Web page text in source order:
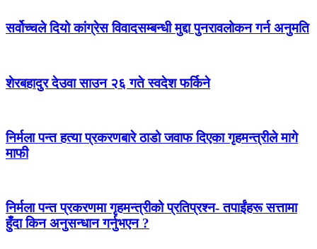
सर्वोच्चले दियो कांग्रेस विवादसम्बन्धी मुद्दा पुनरावलोकन गर्न अनुमति
शेरबहादुर देउवा साउन २६ गते स्वदेश फर्किने
निर्मला पन्त हत्या प्रकरणबारे ठाडो जवाफ दिएका गृहमन्त्रीले मागे
माफी
निर्मला पन्त प्रकरणमा गृहमन्त्रीको प्रतिप्रश्न- तपाईंहरू सत्तामा
हुँदा किन अनुसन्धान गर्नुभएन ?